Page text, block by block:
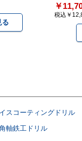
る
￥
税込￥
スコーティングドリル
軸鉄工ドリル